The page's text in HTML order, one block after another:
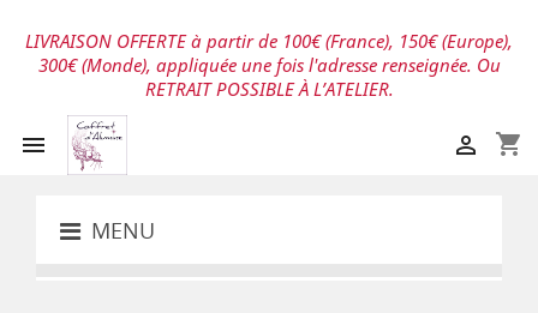
LIVRAISON OFFERTE à partir de 100€ (France), 150€ (Europe),
300€ (Monde), appliquée une fois l'adresse renseignée. Ou
RETRAIT POSSIBLE À L’ATELIER.
 shopping_cart

MENU